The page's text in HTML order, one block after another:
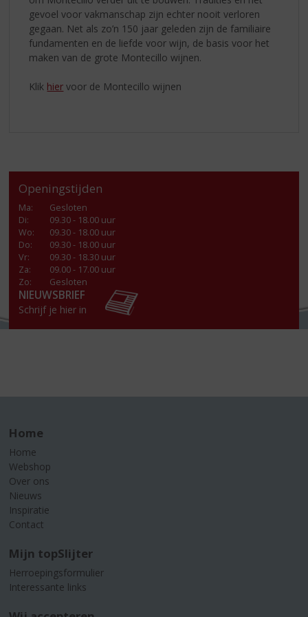
gevoel voor vakmanschap zijn echter nooit verloren
gegaan. Net als zo’n 150 jaar geleden zijn de familiaire
fundamenten en de liefde voor wijn, de basis voor het
maken van de grote Montecillo wijnen.
Klik hier voor de Montecillo wijnen
Openingstijden
Ma:
Gesloten
Di:
09.30 - 18.00 uur
Wo:
09.30 - 18.00 uur
Do:
09.30 - 18.00 uur
Vr:
09.30 - 18.30 uur
Za:
09.00 - 17.00 uur
Zo:
Gesloten
NIEUWSBRIEF
Schrijf je hier in
Home
Home
Webshop
Over ons
Nieuws
Inspiratie
Contact
Mijn topSlijter
Herroepingsformulier
Interessante links